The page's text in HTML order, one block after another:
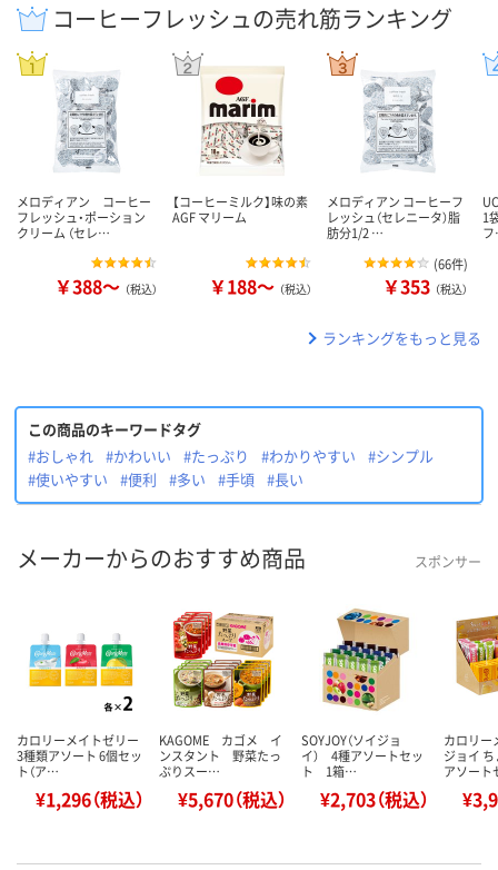
コーヒーフレッシュの売れ筋ランキング
メロディアン コーヒー
フレッシュ・ポーション
クリーム （セレ…
￥388～ （税込）
【コーヒーミルク】味の素
AGF マリーム
￥188～ （税込）
メロディアン コーヒーフ
レッシュ（セレニータ）脂
肪分1/2 …
(66件)
￥353 （税込）
1
ランキングをもっと見る
この商品のキーワードタグ
#おしゃれ #かわいい #たっぷり #わかりやすい
#シンプル
#使いやすい
#便利 #多い #手頃 #長い
メーカーからのおすすめ商品 スポンサー
カロリーメイトゼリー
3種類アソート 6個セッ
ト（ア…
¥1,296（税込）
KAGOME カゴメ イ
ンスタント 野菜たっ
ぷりスー…
¥5,670（税込）
SOYJOY（ソイジョ
イ） 4種アソートセッ
ト 1箱…
¥2,703（税込）
カロリー
ジョイ
アソー